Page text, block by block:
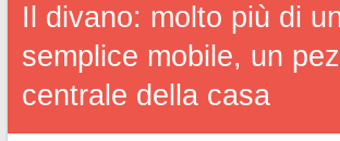
Il divano: molto più di
semplice mobile, un
centrale della casa